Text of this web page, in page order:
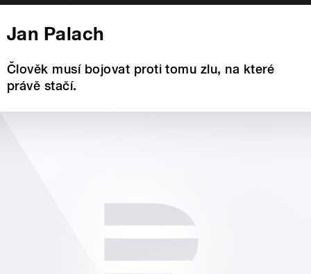
Jan Palach
Člověk musí bojovat proti tomu zlu, na které
právě stačí.